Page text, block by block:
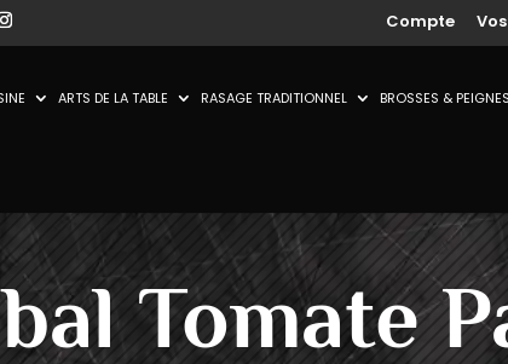
Compte
ARTS DE LA TABLE RASAGE TRADITIONNEL BROSSES &
Tomate